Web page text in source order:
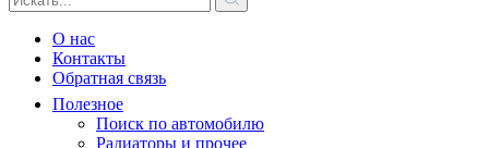
О нас
Контакты
Обратная связь
Полезное
Поиск по автомобилю
Радиаторы и прочее